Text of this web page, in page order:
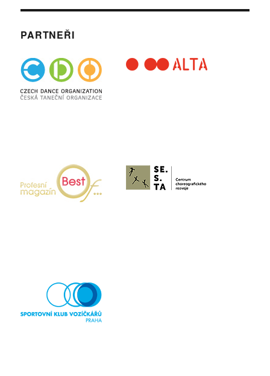
PARTNEŘI